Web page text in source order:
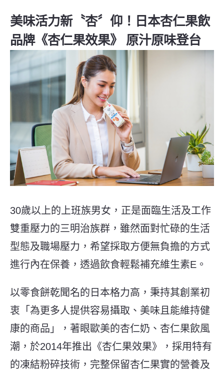
美味活力新〝杏〞仰！日本杏仁果飲
品牌《杏仁果效果》 原汁原味登台
30歲以上的上班族男女，正是面臨生活及工作
雙重壓力的三明治族群，雖然面對忙碌的生活
型態及職場壓力，希望採取方便無負擔的方式
進行內在保養，透過飲食輕鬆補充維生素E 。
以零食餅乾聞名的日本格力高，秉持其創業初
衷「為更多人提供容易攝取、美味且能維持健
康的商品」，著眼歐美的杏仁奶、杏仁果飲風
潮，於2014年推出《杏仁果效果》，採用特有
的凍結粉碎技術，完整保留杏仁果實的營養及